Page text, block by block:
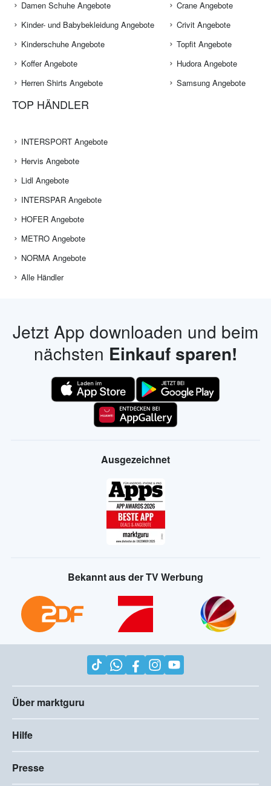
Damen Schuhe Angebote
Kinder- und Babybekleidung Angebote
Kinderschuhe Angebote
Koffer Angebote
Herren Shirts Angebote
Crane Angebote
Crivit Angebote
Topfit Angebote
Hudora Angebote
Samsung Angebote
TOP HÄNDLER
INTERSPORT Angebote
Hervis Angebote
Lidl Angebote
INTERSPAR Angebote
HOFER Angebote
METRO Angebote
NORMA Angebote
Alle Händler
Jetzt App downloaden und beim
nächsten Einkauf sparen!
Ausgezeichnet
Bekannt aus der TV Werbung
Über marktguru
Hilfe
Presse